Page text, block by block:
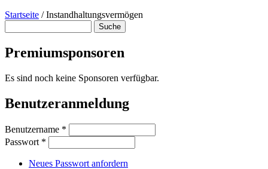
Startseite /Instandhaltungsvermögen
Premiumsponsoren
Es sind noch keine Sponsoren verfügbar.
Benutzeranmeldung
Benutzername *
Passwort *
Neues Passwort anfordern